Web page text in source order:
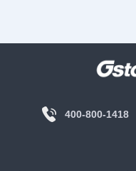
400-800-1418